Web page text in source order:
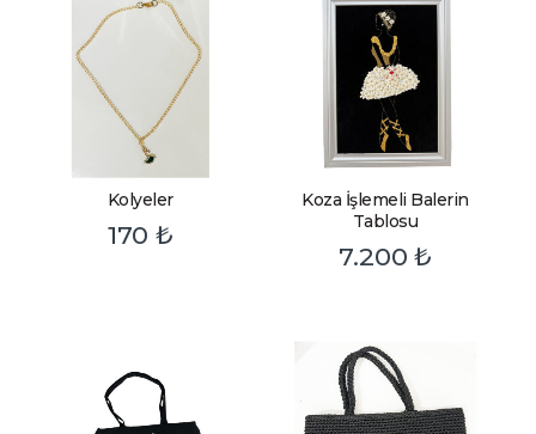
Kolyeler
170₺
Koza İşlemeli Balerin
Tablosu
7.200₺